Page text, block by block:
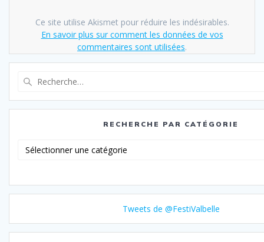
Ce site utilise Akismet pour réduire les indésirables.
En savoir plus sur comment les données de vos
commentaires sont utilisées.
:
RECHERCHE PAR CATÉGORIE
Tweets de @FestiValbelle